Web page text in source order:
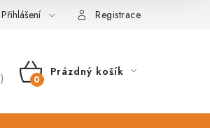
použivání souboru cookies
Přihlášení Registrace
NÁKUPNÍ
Prázdný košík